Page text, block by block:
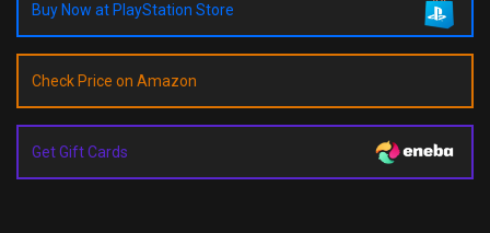
Buy Now at PlayStation Store
Check Price on Amazon
Get Gift Cards